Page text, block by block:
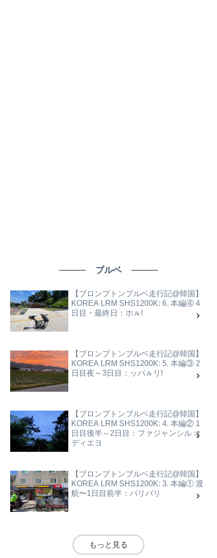
ブルベ
【ブロンプトンブルベ走行記@韓国】
KOREA LRM SHS1200K: 6. 本編④ 4
日目・最終日：ホㇽ!
【ブロンプトンブルベ走行記@韓国】
KOREA LRM SHS1200K: 5. 本編③ 2
日目夜～3日目：ッパㇽリ!
【ブロンプトンブルベ走行記@韓国】
KOREA LRM SHS1200K: 4. 本編② 1
日目後半～2日目：ファジャンシル オ
ディエヨ
【ブロンプトンブルベ走行記@韓国】
KOREA LRM SHS1200K: 3. 本編① 渡
航〜1日目前半：パリパリ
もっと見る